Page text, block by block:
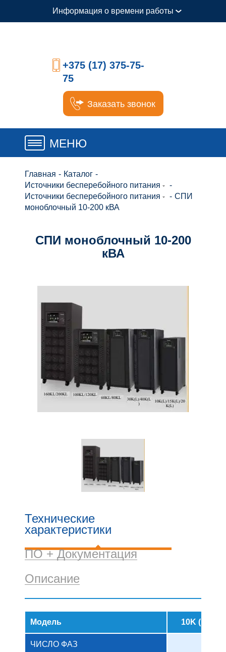
Информация о времени работы
+375 (17) 375-75-
75
Заказать звонок
МЕНЮ
Главная - Каталог -
Источники бесперебойного питания
-
Источники бесперебойного питания
- СПИ
моноблочный 10-200 кВА
СПИ моноблочный 10-200
кВА
Технические
характеристики
ПО + Документация
Описание
Модель 10K (L)*
ЧИСЛО ФАЗ